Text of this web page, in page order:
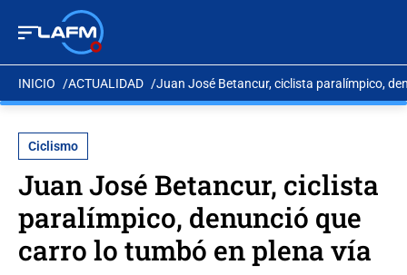
INICIO ACTUALIDAD Juan José Betancur, ciclista paralímpico,
Ciclismo
Juan José Betancur, ciclista
paralímpico, denunció que
carro lo tumbó en plena vía